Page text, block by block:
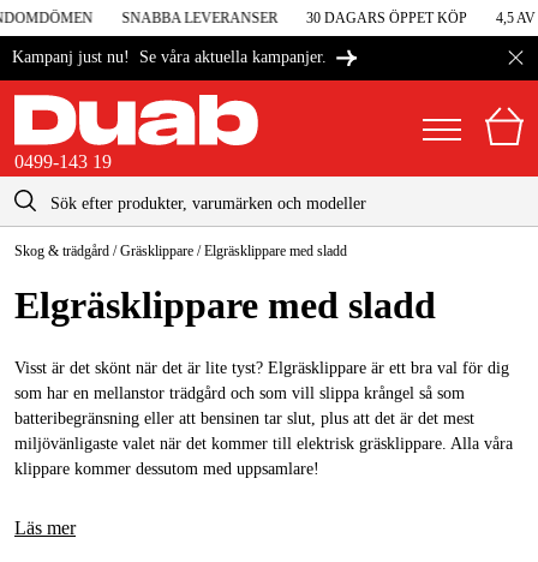
SNABBA LEVERANSER 30 DAGARS ÖPPET KÖP 4,5 AV
Kampanj just nu! Se våra aktuella kampanjer.
0499-143 19
Sverige
Danmark
Suomi
Norge
Deutschland
Maskiner & verktyg
Garage & verkstad
Maskintillbehör & förbrukning
Arbetskläder & skydd
El & bygg
kontakt@duab.se
Skog & trädgård /Gräsklippare /Elgräsklippare med sladd
El­gräsklippare med sladd
Visst är det skönt när det är lite tyst? Elgräsklippare är ett bra val för dig
som har en mellanstor trädgård och som vill slippa krångel så som
batteribegränsning eller att bensinen tar slut, plus att det är det mest
miljövänligaste valet när det kommer till elektrisk gräsklippare. Alla våra
klippare kommer dessutom med uppsamlare!
Läs mer